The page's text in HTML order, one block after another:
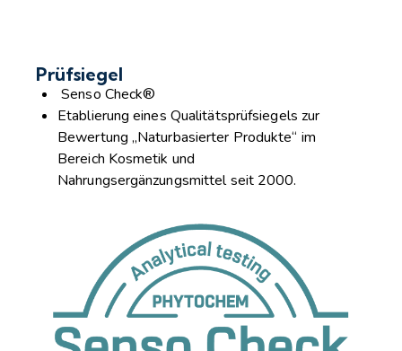
Prüfsiegel
Senso Check®
Etablierung eines Qualitätsprüfsiegels zur
Bewertung „Naturbasierter Produkte“ im
Bereich Kosmetik und
Nahrungsergänzungsmittel seit 2000.